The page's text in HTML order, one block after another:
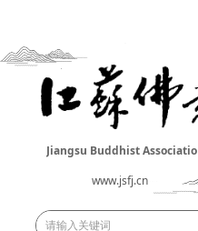
www.jsfj.cn
Jiangsu Buddhist Associatio